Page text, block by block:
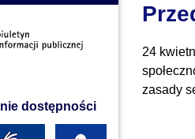
24
zasady
dostępności